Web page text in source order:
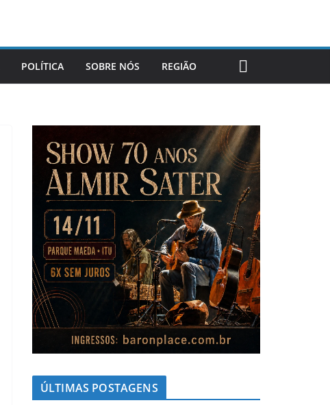
POLÍTICA SOBRE NÓS REGIÃO
ÚLTIMAS POSTAGENS